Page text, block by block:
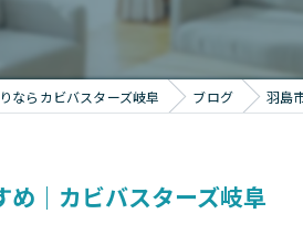
ならカビバスターズ岐阜 ブログ 羽島
｜カビバスターズ岐阜